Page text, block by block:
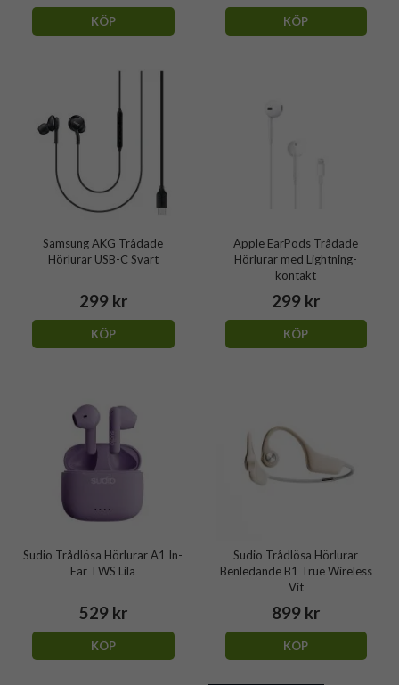
KÖP KÖP
Samsung AKG Trådade
Hörlurar USB-C Svart
299 kr
KÖP
Apple EarPods Trådade
Hörlurar med Lightning-
kontakt
299 kr
KÖP
Sudio Trådlösa Hörlurar A1 In-
Ear TWS Lila
529 kr
KÖP
Sudio Trådlösa Hörlurar
Benledande B1 True Wireless
Vit
899 kr
KÖP